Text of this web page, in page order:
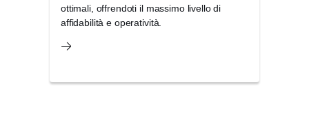
ottimali, offrendoti il massimo livello di
affidabilità e operatività.